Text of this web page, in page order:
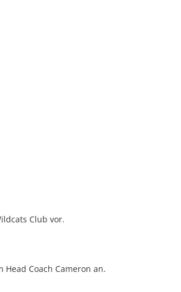
Club vor.
Coach Cameron an.